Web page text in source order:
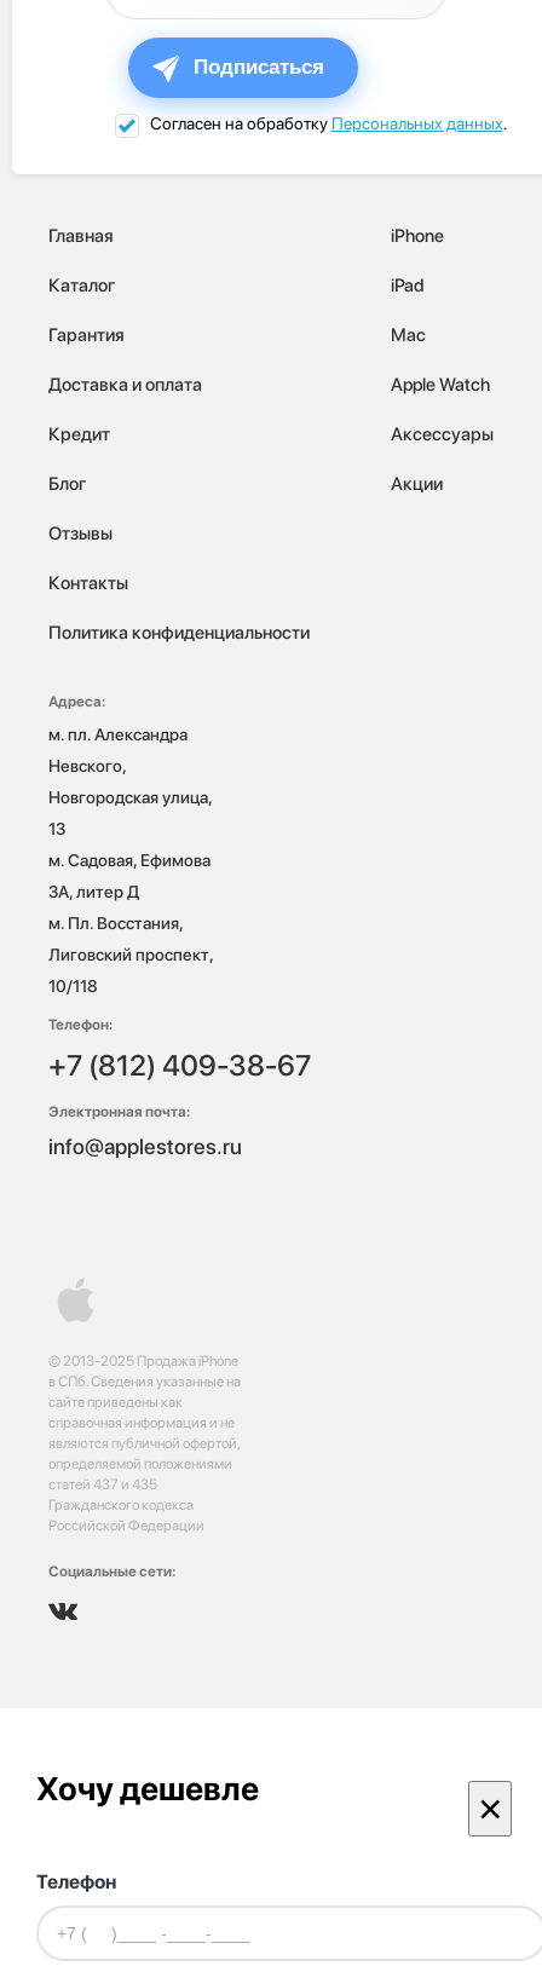
Подписаться
Согласен на обработку Персональных данных.
© 2013-2025 Продажа iPhone
в СПб. Сведения указанные на
сайте приведены как
справочная информация и не
являются публичной офертой,
определяемой положениями
статей 437 и 435
Гражданского кодекса
Российской Федерации
Социальные сети:
Главная
Каталог
Гарантия
Доставка и оплата
Кредит
Блог
Отзывы
Контакты
Политика конфиденциальности
iPhone
iPad
Mac
Apple Watch
Аксессуары
Акции
Адреса:
м. пл. Александра
Невского,
Новгородская улица,
13
м. Садовая, Ефимова
3А, литер Д
м. Пл. Восстания,
Лиговский проспект,
10/118
Телефон:
+7 (812) 409-38-67
Электронная почта:
info@applestores.ru
Хочу дешевле ×
Телефон